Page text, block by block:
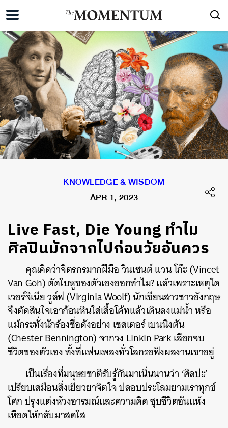
KNOWLEDGE & WISDOM
APR 1, 2023
Live Fast, Die Young ทำไม
ศิลปินมักจากไปก่อนวัยอันควร
คุณคิดว่าจิตรกรมากฝีมือ วินเซนต์ แวน โก๊ะ (Vincet
Van Goh) ตัดใบหูของตัวเองออกทำไม? แล้วเพราะเหตุใด
เวอร์จิเนีย วูล์ฟ (Virginia Woolf) นักเขียนสาวชาวอังกฤษ
จึงตัดสินใจเอาก้อนหินใส่เสื้อโค้ทแล้วเดินลงแม่น้ำ หรือ
แม้กระทั่งนักร้องชื่อดังอย่าง เชสเตอร์ เบนนิงตัน
(Chester Bennington) จากวง Linkin Park เลือกจบ
ชีวิตของตัวเอง ทั้งที่แฟนเพลงทั่วโลกรอฟังผลงานเขาอยู่
เป็นเรื่องที่มนุษยชาติรับรู้กันมาเนิ่นนานว่า ‘ศิลปะ’
เปรียบเสมือนสิ่งเยียวยาจิตใจ ปลอบประโลมยามเราทุกข์
โศก ปรุงแต่งห้วงอารมณ์และความคิด ชุบชีวิตอันแห้ง
เหือดให้กลับมาสดใส